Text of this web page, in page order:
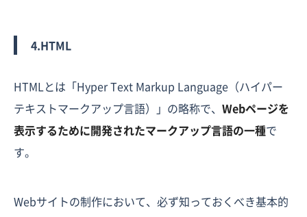
4.HTML
HTMLとは「Hyper Text Markup Language（ハイパー
テキストマークアップ言語）」の略称で、 Webページを
表示するために開発されたマークアップ言語の一種で
す。
Webサイトの制作において、必ず知っておくべき基本的